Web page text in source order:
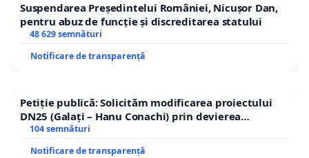
Suspendarea Președintelui României, Nicușor Dan,
pentru abuz de funcție și discreditarea statului
48 629 semnături
Notificare de transparență
Petiție publică: Solicităm modificarea proiectului
DN25 (Galați – Hanu Conachi) prin devierea
traseului în afara localităților!
104 semnături
Notificare de transparență